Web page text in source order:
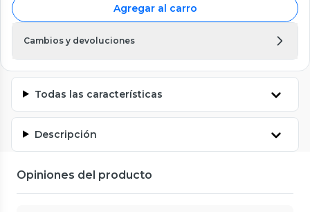
Agregar al carro
Cambios y devoluciones
Todas las características
Descripción
Opiniones del producto